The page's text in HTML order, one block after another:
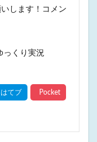
します！コメン
っくり実況